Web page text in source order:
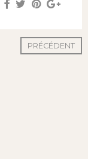
PRÉCÉDENT